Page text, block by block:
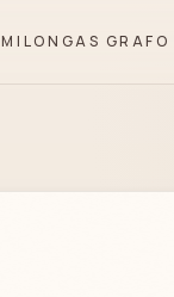
MILONGAS GRAFO